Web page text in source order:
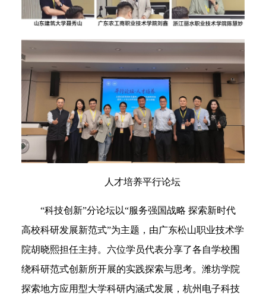
人才培养平行论坛
“科技创新”分论坛以“服务强国战略 探索新时代
高校科研发展新范式”为主题，由广东松山职业技术学
院胡晓熙担任主持。六位学员代表分享了各自学校围
绕科研范式创新所开展的实践探索与思考。潍坊学院
探索地方应用型大学科研内涵式发展，杭州电子科技